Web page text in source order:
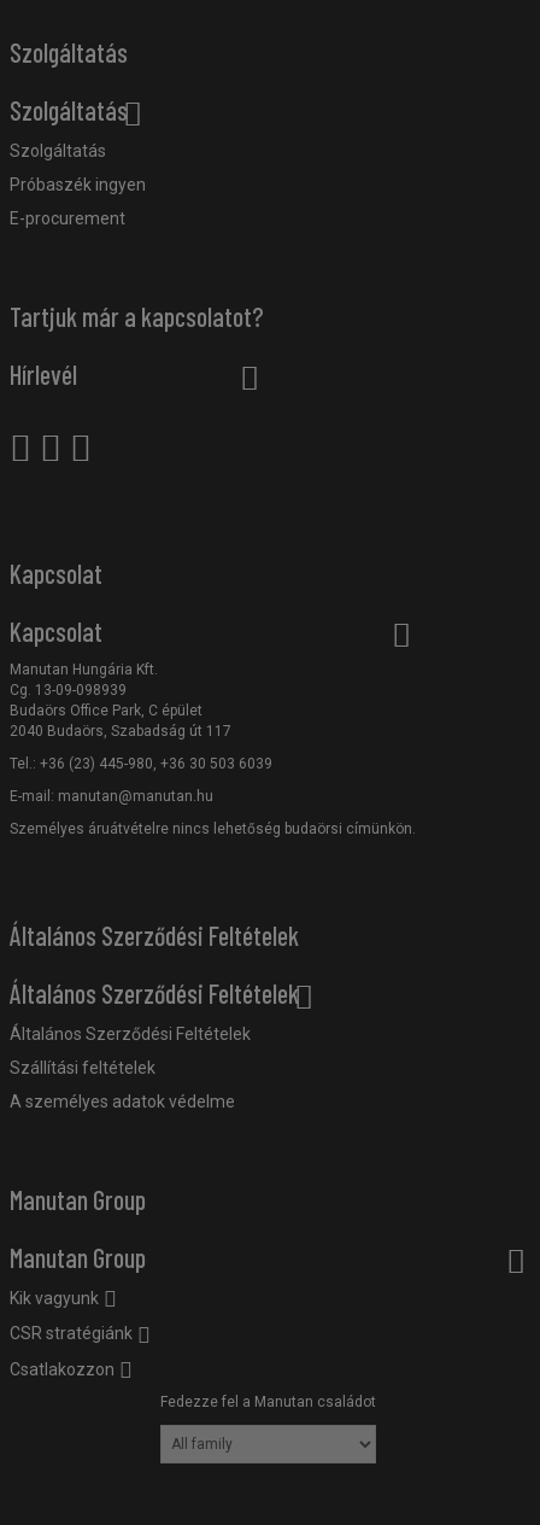
Szolgáltatás
Szolgáltatás
Szolgáltatás
Próbaszék ingyen
E-procurement
Tartjuk már a kapcsolatot?
Hírlevél
Kapcsolat
Kapcsolat
Manutan Hungária Kft.
Cg. 13-09-098939
Budaörs Office Park, C épület
2040 Budaörs, Szabadság út 117
Tel.: +36 (23) 445-980, +36 30 503 6039
E-mail: manutan@manutan.hu
Személyes áruátvételre nincs lehetőség budaörsi címünkön.
Általános Szerződési Feltételek
Általános Szerződési Feltételek
Általános Szerződési Feltételek
Szállítási feltételek
A személyes adatok védelme
Manutan Group
Manutan Group
Kik vagyunk
CSR stratégiánk
Csatlakozzon
Fedezze fel a Manutan családot